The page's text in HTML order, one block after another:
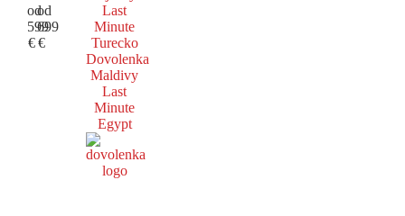
od
599
€
od
699
€
Last
Minute
Turecko
Dovolenka
Maldivy
Last
Minute
Egypt